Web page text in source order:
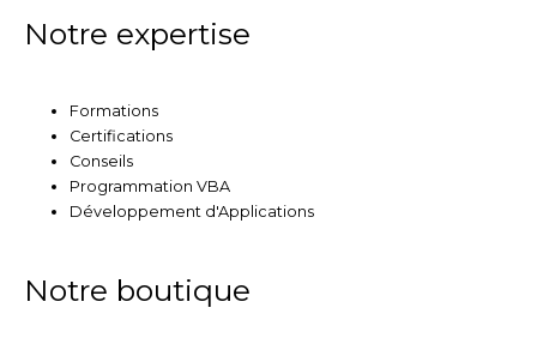
Notre expertise
Formations
Certifications
Conseils
Programmation VBA
Développement d'Applications
Notre boutique